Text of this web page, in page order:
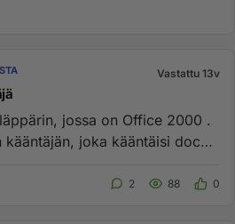
Vastattu 13v
jossa on Office 2000 .
kääntäjän, joka kääntäisi docx
2 88 0